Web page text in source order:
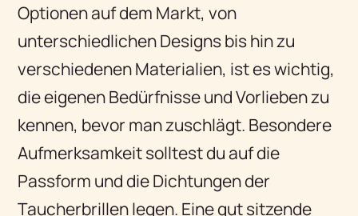
Optionen auf dem Markt, von
unterschiedlichen Designs bis hin zu
verschiedenen Materialien, ist es wichtig,
die eigenen Bedürfnisse und Vorlieben zu
kennen, bevor man zuschlägt. Besondere
Aufmerksamkeit solltest du auf die
Passform und die Dichtungen der
Taucherbrillen legen. Eine gut sitzende